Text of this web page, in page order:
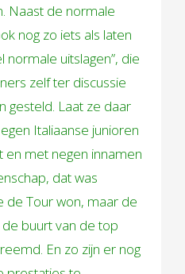
Naast de normale
nog zo iets als laten
normale uitslagen”, die
zelf ter discussie
gesteld. Laat ze daar
Italiaanse junioren
met negen innamen
dat was
de Tour won, maar de
buurt van de top
En zo zijn er nog